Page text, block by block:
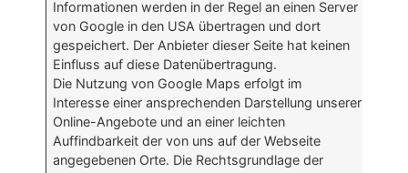
Informationen werden in der Regel an einen Server
von Google in den USA übertragen und dort
gespeichert. Der Anbieter dieser Seite hat keinen
Einfluss auf diese Datenübertragung.
Die Nutzung von Google Maps erfolgt im
Interesse einer ansprechenden Darstellung unserer
Online-Angebote und an einer leichten
Auffindbarkeit der von uns auf der Webseite
angegebenen Orte. Die Rechtsgrundlage der